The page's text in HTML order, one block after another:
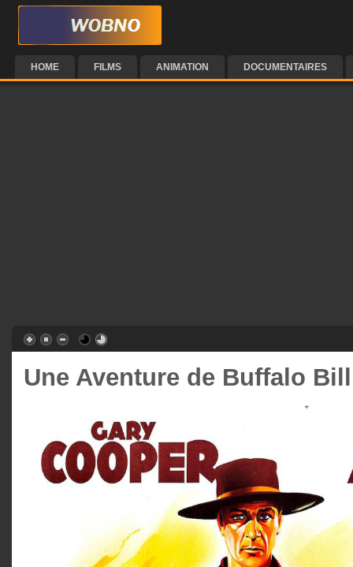
HOME FILMS ANIMATION DOCUMENTAIRES
Une Aventure de Buffalo